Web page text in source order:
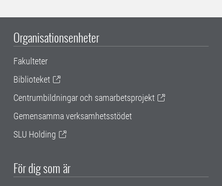
Organisationsenheter
Fakulteter
Biblioteket
Centrumbildningar och samarbetsprojekt
Gemensamma verksamhetsstödet
SLU Holding
För dig som är